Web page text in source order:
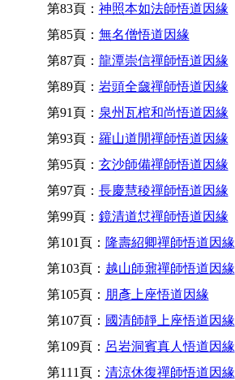
第83頁： 神照本如法師悟道因緣
第85頁： 無名僧悟道因緣
第87頁： 龍潭崇信禪師悟道因緣
第89頁： 岩頭全奯禪師悟道因緣
第91頁： 泉州瓦棺和尚悟道因緣
第93頁： 羅山道閒禪師悟道因緣
第95頁： 玄沙師備禪師悟道因緣
第97頁： 長慶慧稜禪師悟道因緣
第99頁： 鏡清道怤禪師悟道因緣
第101頁： 隆壽紹卿禪師悟道因緣
第103頁： 越山師鼐禪師悟道因緣
第105頁： 朋彥上座悟道因緣
第107頁： 國清師靜上座悟道因緣
第109頁： 呂岩洞賓真人悟道因緣
第111頁： 清涼休復禪師悟道因緣